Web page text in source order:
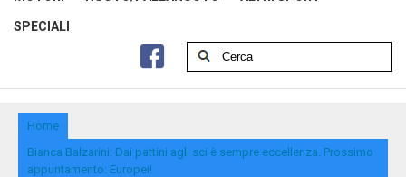
SPECIALI
Home
Bianca Balzarini: Dai pattini agli sci è sempre eccellenza. Prossimo
appuntamento: Europei!